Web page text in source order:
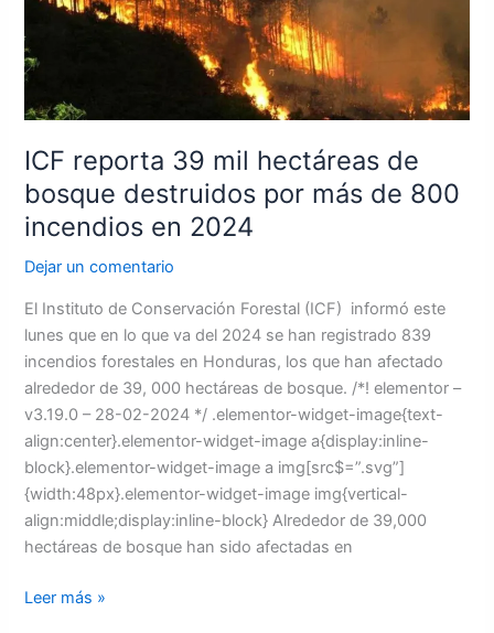
ICF reporta 39 mil hectáreas de
bosque destruidos por más de 800
incendios en 2024
Dejar un comentario
El Instituto de Conservación Forestal (ICF) informó este
lunes que en lo que va del 2024 se han registrado 839
incendios forestales en Honduras, los que han afectado
alrededor de 39, 000 hectáreas de bosque. /*! elementor –
v3.19.0 – 28-02-2024 */ .elementor-widget-image{text-
align:center}.elementor-widget-image a{display:inline-
block}.elementor-widget-image a img[src$=”.svg”]
{width:48px}.elementor-widget-image img{vertical-
align:middle;display:inline-block} Alrededor de 39,000
hectáreas de bosque han sido afectadas en
bosque
destruidos
más
de
800
incendios
en
Leer más »